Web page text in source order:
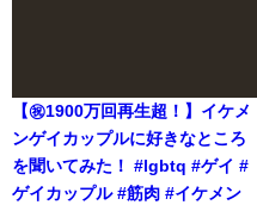
【㊗️1900万回再生超！】イケメ
ンゲイカップルに好きなところ
を聞いてみた！ #lgbtq #ゲイ #
ゲイカップル #筋肉 #イケメン